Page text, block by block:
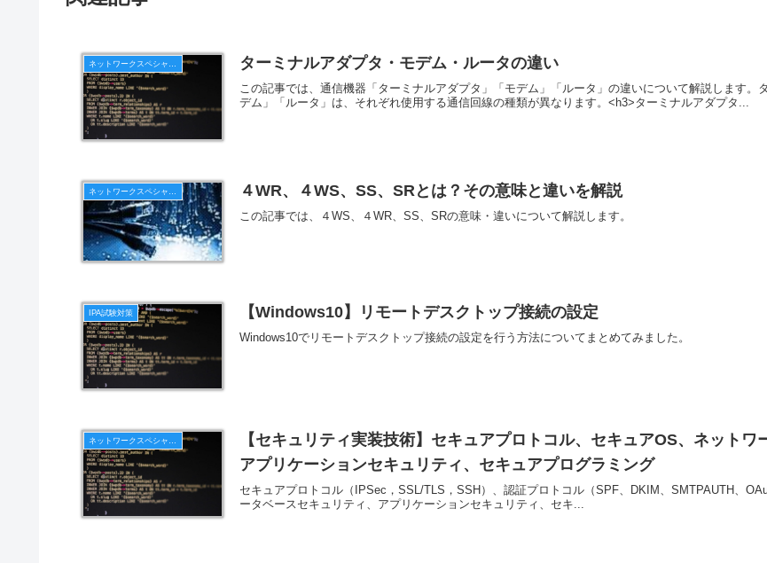
ネットワークスペシャリスト ターミナルアダプタ・モデム・ルータの違い
この記事では、通信機器「ターミナルアダプタ」「モデム」「ルータ」の違いについて解説します
デム」「ルータ」は、それぞれ使用する通信回線の種類が異なります。<h3>ターミナルアダプタ...
ネットワークスペシャリスト ４WR、４WS、SS、SRとは？その意味と違いを解説
この記事では、４WS、４WR、SS、SRの意味・違いについて解説します。
IPA試験対策 【Windows10】リモートデスクトップ接続の設定
Windows10でリモートデスクトップ接続の設定を行う方法についてまとめてみました。
ネットワークスペシャリスト
【セキュリティ実装技術】セキュアプロトコル、セキュアOS、ネット
アプリケーションセキュリティ、セキュアプログラミング
セキュアプロトコル（IPSec，SSL/TLS，SSH）、認証プロトコル（SPF、DKIM、SMTPAUTH、
ータベースセキュリティ、アプリケーションセキュリティ、セキ...